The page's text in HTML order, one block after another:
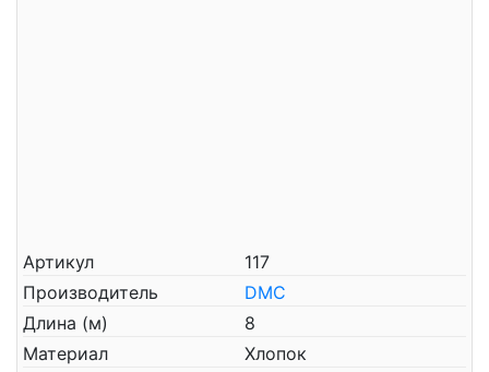
Артикул
117
Производитель
DMC
Длина (м)
8
Материал
Хлопок